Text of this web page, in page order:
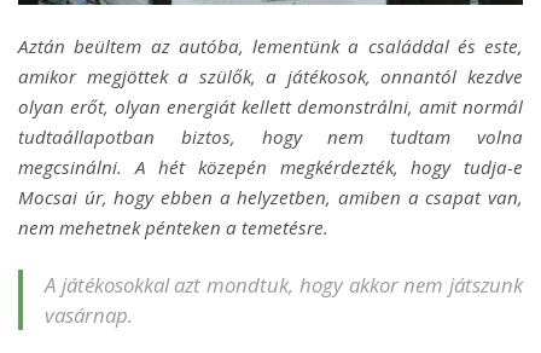
Aztán beültem az autóba, lementünk a családdal és este,
amikor megjöttek a szülők, a játékosok, onnantól kezdve
olyan erőt, olyan energiát kellett demonstrálni, amit normál
tudtaállapotban biztos, hogy nem tudtam volna
megcsinálni. A hét közepén megkérdezték, hogy tudja-e
Mocsai úr, hogy ebben a helyzetben, amiben a csapat van,
nem mehetnek pénteken a temetésre.
A játékosokkal azt mondtuk, hogy akkor nem játszunk
vasárnap.